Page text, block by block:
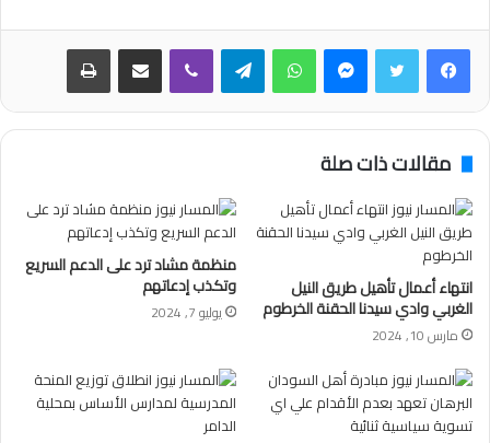
فيسبوكتويتر ماسنجر واتساب تيلقرام ڤايبر مشاركة عبر البريد طباعة
مقالات ذات صلة
انتهاء أعمال تأهيل طريق النيل
الغربي وادي سيدنا الحقنة الخرطوم
مارس 10, 2024
منظمة مشاد ترد على الدعم السريع
وتكذب إدعاتهم
يوليو 7, 2024